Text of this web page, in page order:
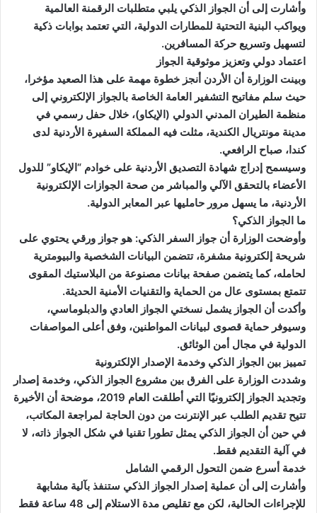
وأشارت إلى أن الجواز الذكي يلبي متطلبات الرقمنة العالمية
ويواكب البنية التحتية للمطارات الدولية، التي تعتمد بوابات ذكية
لتسهيل وتسريع حركة المسافرين.
اعتماد دولي وتعزيز موثوقية الجواز
وبينت الوزارة أن الأردن أنجز خطوة مهمة على هذا الصعيد مؤخرا،
حيث سلم مفاتيح التشفير العامة الخاصة بالجواز الإلكتروني إلى
منظمة الطيران المدني الدولي (الإيكاو)، خلال حفل رسمي في
مدينة مونتريال الكندية، مثلت فيه المملكة السفيرة الأردنية لدى
كندا، صباح الرافعي.
وسيسمح إدراج شهادة التصديق الأردنية على خوادم “الإيكاو” للدول
الأعضاء بالتحقق الآلي والمباشر من صحة الجوازات الإلكترونية
الأردنية، ما يسهل مرور حامليها عبر المعابر الدولية.
ما الجواز الذكي؟
وأوضحت الوزارة أن جواز السفر الذكي: هو جواز ورقي يحتوي على
شريحة إلكترونية مشفرة، تتضمن البيانات الشخصية والبيومترية
لحامله، كما يتضمن صفحة بيانات مصنوعة من البلاستيك المقوى
تتمتع بمستوى عال من الحماية والتقنيات الأمنية الحديثة.
وأكدت أن الجواز يشمل نسختي الجواز العادي والدبلوماسي،
وسيوفر حماية قصوى لبيانات المواطنين، وفق أعلى المواصفات
الدولية في مجال أمن الوثائق.
تمييز بين الجواز الذكي وخدمة الإصدار الإلكترونية
وشددت الوزارة على الفرق بين مشروع الجواز الذكي، وخدمة إصدار
وتجديد الجواز إلكترونيًا التي أطلقت العام 2019، موضحة أن الأخيرة
تتيح تقديم الطلب عبر الإنترنت من دون الحاجة لمراجعة المكاتب،
في حين أن الجواز الذكي يمثل تطورا تقنيا في شكل الجواز ذاته، لا
في آلية التقديم فقط.
خدمة أسرع ضمن التحول الرقمي الشامل
وأشارت إلى أن عملية إصدار الجواز الذكي ستنفذ بآلية مشابهة
للإجراءات الحالية، لكن مع تقليص مدة الاستلام إلى 48 ساعة فقط